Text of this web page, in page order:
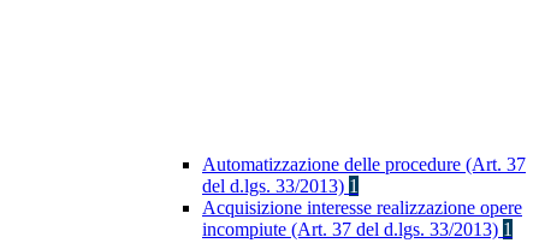
Automatizzazione delle procedure (Art. 37
del d.lgs. 33/2013) 1
Acquisizione interesse realizzazione opere
incompiute (Art. 37 del d.lgs. 33/2013) 1